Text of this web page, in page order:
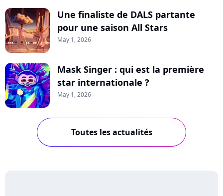
Une finaliste de DALS partante
pour une saison All Stars
May 1, 2026
Mask Singer : qui est la première
star internationale ?
May 1, 2026
Toutes les actualités